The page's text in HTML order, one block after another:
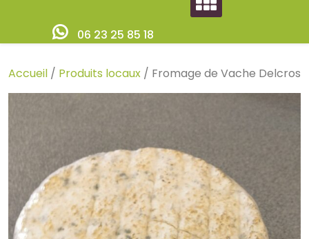
06 23 25 85 18
Accueil / Produits locaux / Fromage de Vache Delcros